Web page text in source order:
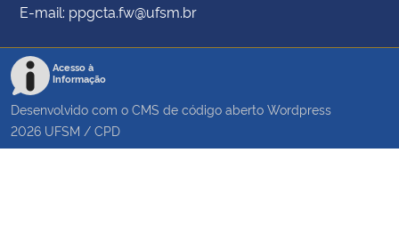
E-mail: ppgcta.fw@ufsm.br
Acesso à
Informação
Desenvolvido com o CMS de código aberto Wordpress
2026 UFSM / CPD